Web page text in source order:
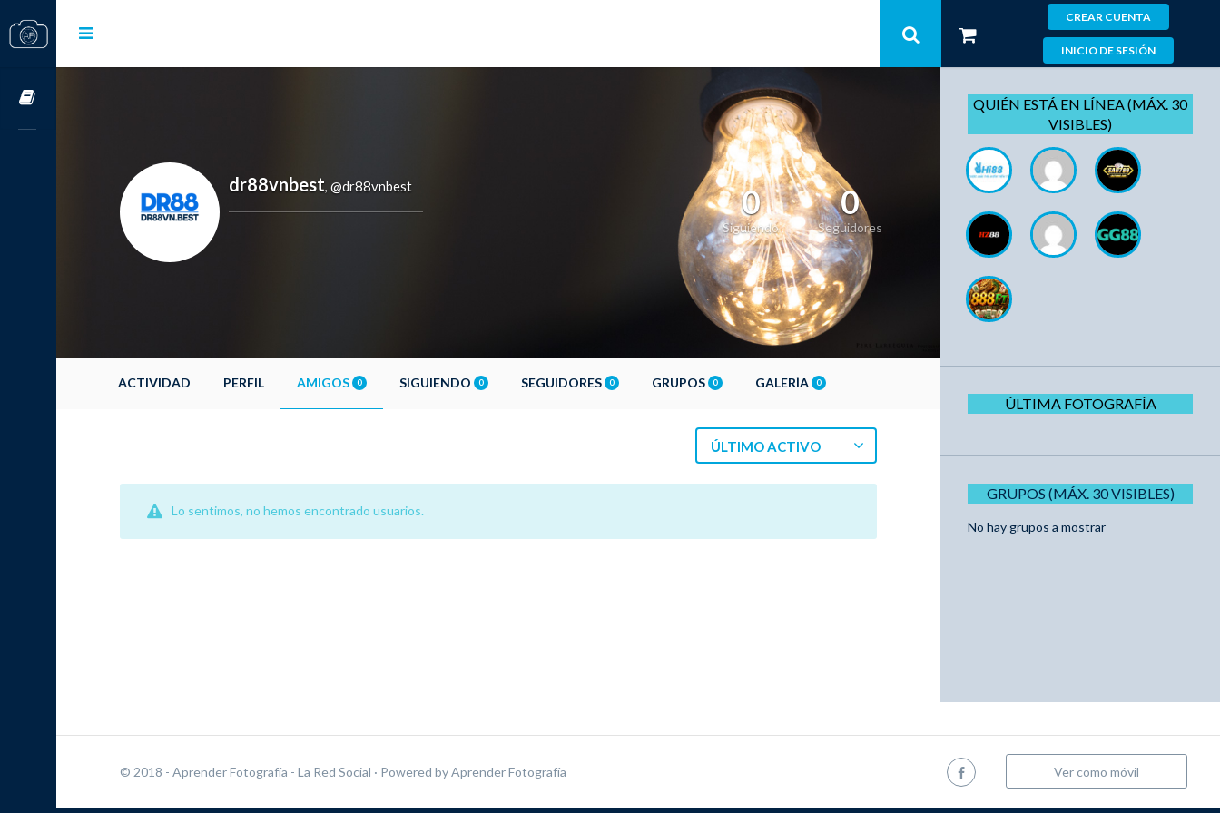
CREAR CUENTA
INICIO DE SESIÓN
dr88vnbest, @dr88vnbest 0
Siguiendo
0
Seguidores
ACTIVIDAD PERFIL AMIGOS 0 SIGUIENDO 0 SEGUIDORES 0 GRUPOS 0 GALERÍA 0
ÚLTIMO ACTIVO
Lo sentimos, no hemos encontrado usuarios.
QUIÉN ESTÁ EN LÍNEA (MÁX. 30
VISIBLES)
ÚLTIMA FOTOGRAFÍA
GRUPOS (MÁX. 30 VISIBLES)
No hay grupos a mostrar
© 2018 - Aprender Fotografía - La Red Social · Powered byAprender Fotografía